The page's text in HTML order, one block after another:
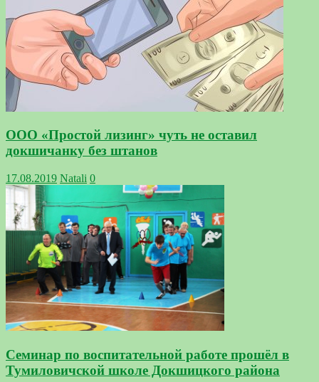
ООО «Простой лизинг» чуть не оставил
докшичанку без штанов
17.08.2019 Natali 0
Семинар по воспитательной работе прошёл в
Тумиловичской школе Докшицкого района